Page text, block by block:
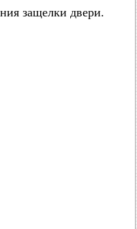
защелки двери.